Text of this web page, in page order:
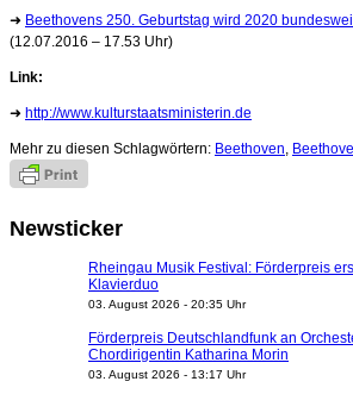
➜ Beethovens 250. Geburtstag wird 2020
(12.07.2016 – 17.53 Uhr)
Link:
➜ http://www.kulturstaatsministerin.de
Mehr zu diesen Schlagwörtern: Beethoven,
Newsticker
Rheingau Musik Festival: Förderpreis
Klavierduo
03. August 2026 - 20:35 Uhr
Förderpreis Deutschlandfunk an
Chordirigentin Katharina Morin
03. August 2026 - 13:17 Uhr